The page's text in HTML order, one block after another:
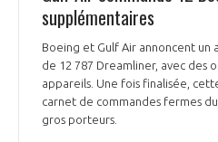
supplémentaires
Boeing et Gulf Air annoncent un
de 12 787 Dreamliner, avec des
appareils. Une fois finalisée,
carnet de commandes fermes
gros porteurs.